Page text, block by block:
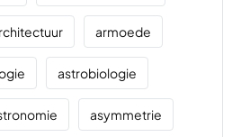
armoede
astrobiologie
asymmetrie